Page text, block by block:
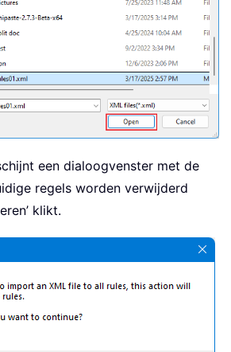
een dialoogvenster met de
regels worden verwijderd
klikt.